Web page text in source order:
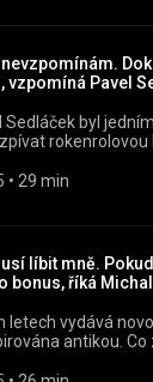
vzpomíná Pavel
Sedláček byl
rokenrolovou
dokonce vydal
• Alex
• 29 min
líbit mně.
bonus, říká
letech vydává
antikou. Co